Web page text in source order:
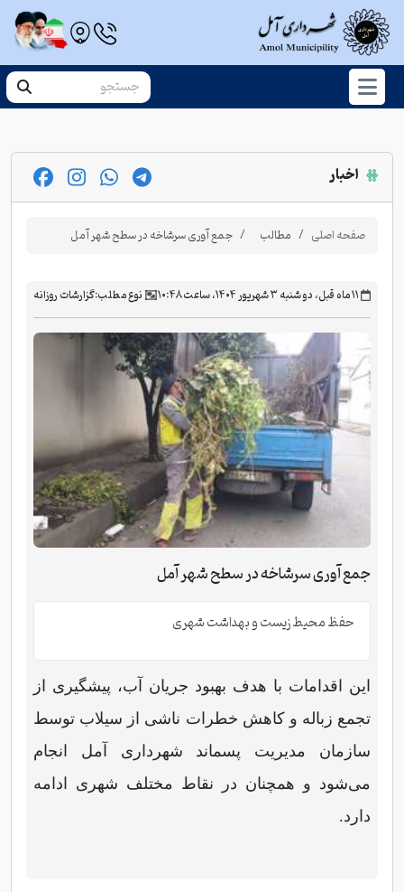
اخبار
صفحه اصلی مطالب جمع آوری سرشاخه در سطح شهر آمل
‫۱۱ ماه قبل، دو شنبه ۳ شهریور ۱۴۰۴، ساعت ۱۰:۴۸ نوع مطلب:گزارشات روزانه
جمع آوری سرشاخه در سطح شهر آمل
حفظ محیط زیست و بهداشت شهری
این اقدامات با هدف بهبود جریان آب، پیشگیری از
تجمع زباله و کاهش خطرات ناشی از سیلاب توسط
سازمان مدیریت پسماند شهرداری آمل انجام
می‌شود و همچنان در نقاط مختلف شهری ادامه
دارد.